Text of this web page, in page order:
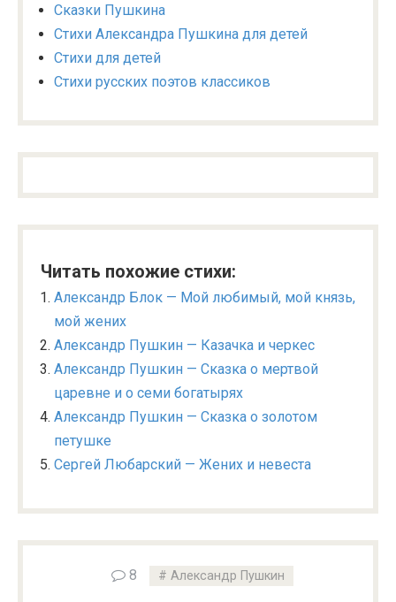
Сказки Пушкина
Стихи Александра Пушкина для детей
Стихи для детей
Стихи русских поэтов классиков
Читать похожие стихи:
Александр Блок — Мой любимый, мой князь,
мой жених
Александр Пушкин — Казачка и черкес
Александр Пушкин — Сказка о мертвой
царевне и о семи богатырях
Александр Пушкин — Сказка о золотом
петушке
Сергей Любарский — Жених и невеста
8 Александр Пушкин